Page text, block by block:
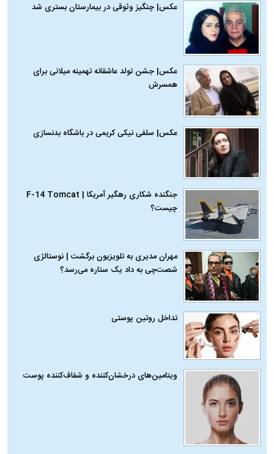
عکس| چنگیز وثوقی در بیمارستان بستری شد
عکس| جشن تولد عاشقانه تهمینه میلانی برای
همسرش
عکس| سلفی نیکی کریمی در باشگاه بدنسازی
جنگنده شکاری رهگیر آمریکا | F-14 Tomcat
چیست؟
مهران مدیری به تلویزیون برگشت | نوستالژی
شصت‌چی به داد یک ستاره می‌رسد؟
تداخل روتین پوستی
ویتامین‌های درخشان‌کننده و شفاف‌کننده پوست